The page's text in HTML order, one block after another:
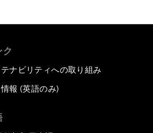
ク
ナビリティへの取り組み
報 (英語のみ)